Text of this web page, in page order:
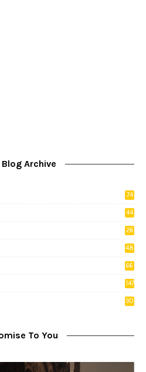
Blog Archive
74
44
26
48
66
147
90
To You